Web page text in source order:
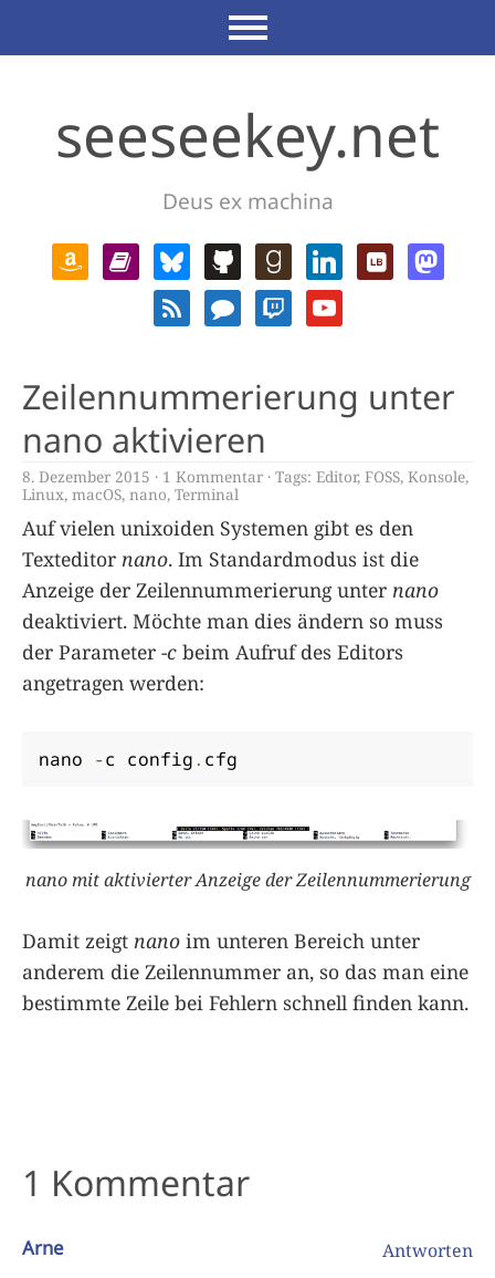
seeseekey.net
Deus ex machina
Zeilennummerierung unter
nano aktivieren
8. Dezember 2015 1 Kommentar Tags: Editor, FOSS, Konsole,
Linux, macOS, nano, Terminal
Auf vielen unixoiden Systemen gibt es den
Texteditor nano. Im Standardmodus ist die
Anzeige der Zeilennummerierung unter nano
deaktiviert. Möchte man dies ändern so muss
der Parameter -c beim Aufruf des Editors
angetragen werden:
nano -c config. cfg
nano mit aktivierter Anzeige der Zeilennummerierung
Damit zeigt nano im unteren Bereich unter
anderem die Zeilennummer an, so das man eine
bestimmte Zeile bei Fehlern schnell finden kann.
1 Kommentar
Arne Antworten